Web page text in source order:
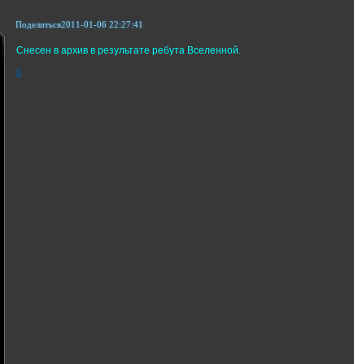
Поделиться2011-01-06 22:27:41
Снесен в архив в результате ребута Вселенной.
0